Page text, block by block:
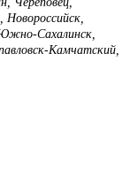
Сахалинск,
Камчатский,